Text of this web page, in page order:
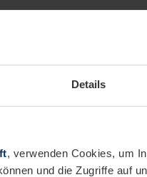
Details
, verwenden Cookies, um
und die Zugriffe auf